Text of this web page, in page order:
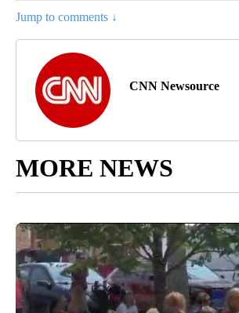
Jump to comments ↓
CNN Newsource
MORE NEWS